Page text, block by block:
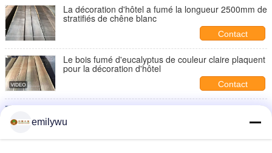
La décoration d'hôtel a fumé la longueur 2500mm de
stratifiés de chêne blanc
Contact
Le bois fumé d'eucalyptus de couleur claire plaquent
pour la décoration d'hôtel
Contact
la largeur de 120mm a fumé les stratifiés naturels en
bois de pin 3D
emilywu